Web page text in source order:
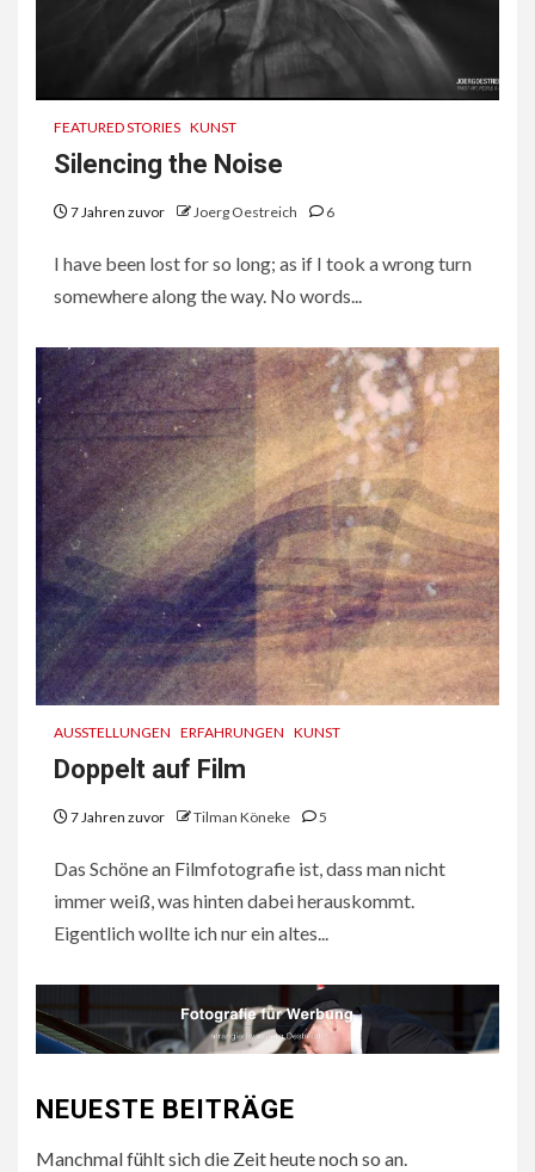
FEATURED STORIES KUNST
Silencing the Noise
7 Jahren zuvor Joerg Oestreich 6
I have been lost for so long; as if I took a wrong turn
somewhere along the way. No words...
AUSSTELLUNGEN ERFAHRUNGEN KUNST
Doppelt auf Film
7 Jahren zuvor Tilman Köneke 5
Das Schöne an Filmfotografie ist, dass man nicht
immer weiß, was hinten dabei herauskommt.
Eigentlich wollte ich nur ein altes...
NEUESTE BEITRÄGE
Manchmal fühlt sich die Zeit heute noch so an.